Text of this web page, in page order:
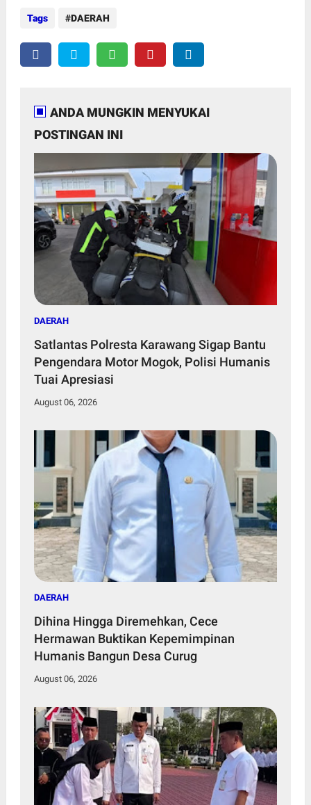
Tags DAERAH
ANDA MUNGKIN MENYUKAI
POSTINGAN INI
DAERAH
Satlantas Polresta Karawang Sigap Bantu
Pengendara Motor Mogok, Polisi Humanis
Tuai Apresiasi
August 06, 2026
DAERAH
Dihina Hingga Diremehkan, Cece
Hermawan Buktikan Kepemimpinan
Humanis Bangun Desa Curug
August 06, 2026